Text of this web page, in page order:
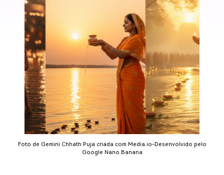
Foto de Gemini Chhath Puja criada com Media.io-Desenvolvido pelo
Google Nano Banana